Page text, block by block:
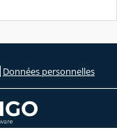
Données personnelles